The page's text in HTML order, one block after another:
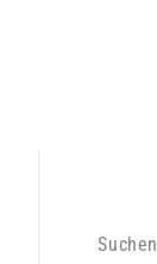
Suchen